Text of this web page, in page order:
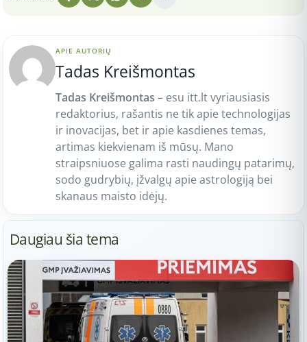
APIE AUTORIŲ
Tadas Kreišmontas
Tadas Kreišmontas – esu itt.lt vyriausiasis
redaktorius, rašantis ne tik apie technologijas
ir inovacijas, bet ir apie kasdienes temas,
artimas kiekvienam iš mūsų. Mano
straipsniuose galima rasti naudingų patarimų,
sodo gudrybių, įžvalgų apie astrologiją bei
skanaus maisto idėjų.
Daugiau šia tema